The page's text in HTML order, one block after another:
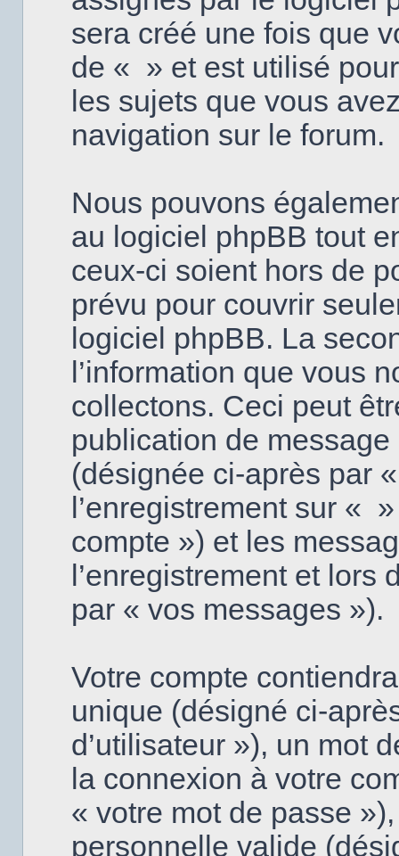
sera créé une fois que
de « » et est utilisé
les sujets que vous
navigation sur le forum.
Nous pouvons
au logiciel phpBB tout
ceux-ci soient hors de
prévu pour couvrir
logiciel phpBB. La
l’information que vous
collectons. Ceci peut
publication de
(désignée ci-après par
l’enregistrement sur «
compte ») et les
l’enregistrement et lors
par « vos messages »).
Votre compte
unique (désigné ci-
d’utilisateur »), un mot
la connexion à votre
« votre mot de passe
personnelle valide